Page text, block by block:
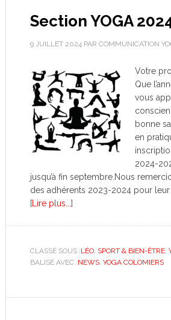
Section YOGA
9 JUILLET 2024PAR COMMUNICATION
Votre
Que
vous
bonne
en
2024-
jusqu’à fin septembre.Nous
des adhérents 2023-2024 pour leur
[Lire plus...]
CLASSÉ SOUS :LÉO, SPORT & BIEN-ÊTRE,
BALISÉ AVEC :NEWS, YOGA COLOMIERS